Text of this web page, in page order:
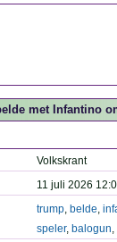
met Infantino
Volkskrant
11 juli 2026
trump, belde,
speler, balogun,